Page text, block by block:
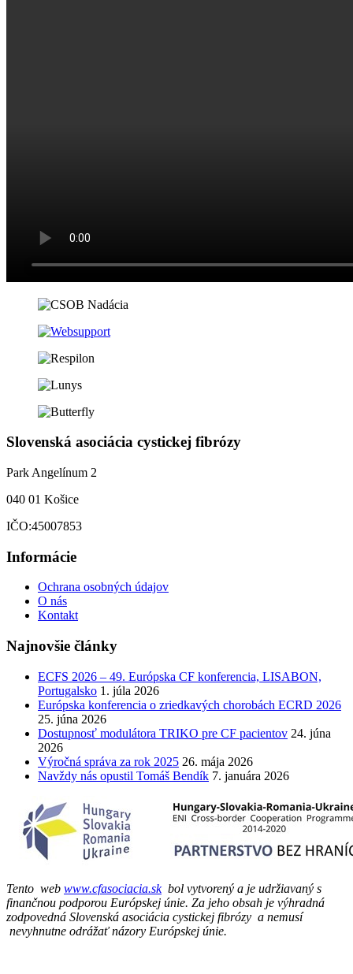
Slovenská asociácia cystickej fibrózy
Park Angelínum 2
040 01 Košice
IČO:45007853
Informácie
Ochrana osobných údajov
O nás
Kontakt
Najnovšie články
ECFS 2026 – 49. Európska CF konferencia, LISABON,
Portugalsko 1. júla 2026
Európska konferencia o zriedkavých chorobách ECRD 2026
25. júna 2026
Dostupnosť modulátora TRIKO pre CF pacientov 24. júna
2026
Výročná správa za rok 2025 26. mája 2026
Navždy nás opustil Tomáš Bendík 7. januára 2026
Tento web www.cfasociacia.skbol vytvorený a je udržiavaný s
finančnou podporou Európskej únie. Za jeho obsah je výhradná
zodpovedná Slovenská asociácia cystickej fibrózy a nemusí
nevyhnutne odrážať názory Európskej únie.